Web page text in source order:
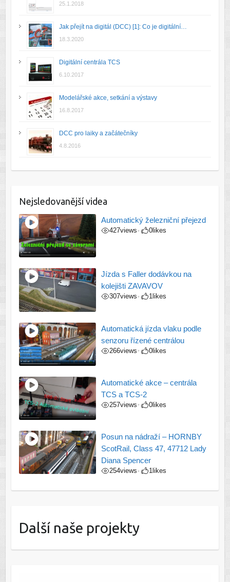
25.1.2018
Jak přejít na digitál (DCC) [1]: Co je digitální…
18.3.2020
Digitální centrála TCS
6.10.2017
Modelářské akce, setkání a výstavy
16.8.2017
DCC pro laiky a začátečníky
4.8.2016
Nejsledovanější videa
Automatický železniční přejezd
427views • 0likes
Jízda s Faller dodávkou na
kolejišti ZAVAVOV
307views • 1likes
Automatická jízda vlaku podle
senzoru řízené centrálou
266views • 0likes
Automatické akce – centrála
TCS a TCS-2
257views • 0likes
Posun na nádraží – HORNBY
ScotRail, Class 47, 47712 Lady
Diana Spencer
254views • 1likes
Další naše projekty